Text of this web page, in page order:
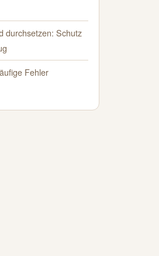
durchsetzen: Schutz
Fehler